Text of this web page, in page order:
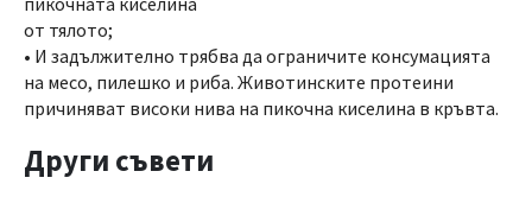
от тялото;
• И задължително трябва да ограничите консумацията
на месо, пилешко и риба. Животинските протеини
причиняват високи нива на пикочна киселина в кръвта.
Други съвети